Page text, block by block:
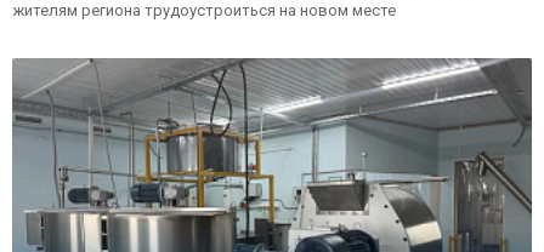
жителям региона трудоустроиться на новом месте